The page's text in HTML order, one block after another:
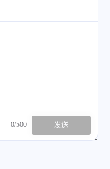
0/500 发送